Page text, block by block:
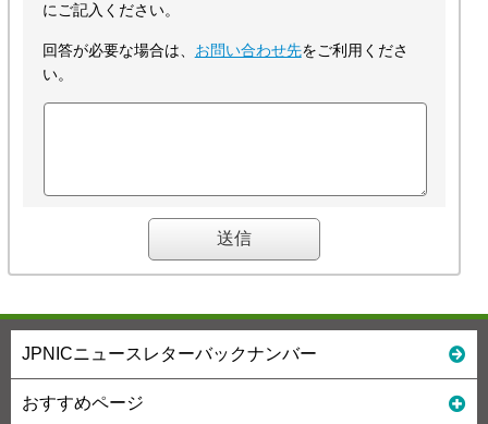
にご記入ください。
回答が必要な場合は、 お問い合わせ先をご利用くださ
い。
JPNICニュースレターバックナンバー
おすすめページ